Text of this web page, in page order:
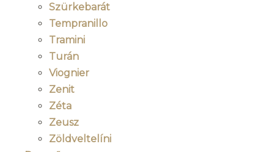
Szürkebarát
Tempranillo
Tramini
Turán
Viognier
Zenit
Zéta
Zeusz
Zöldveltelíni